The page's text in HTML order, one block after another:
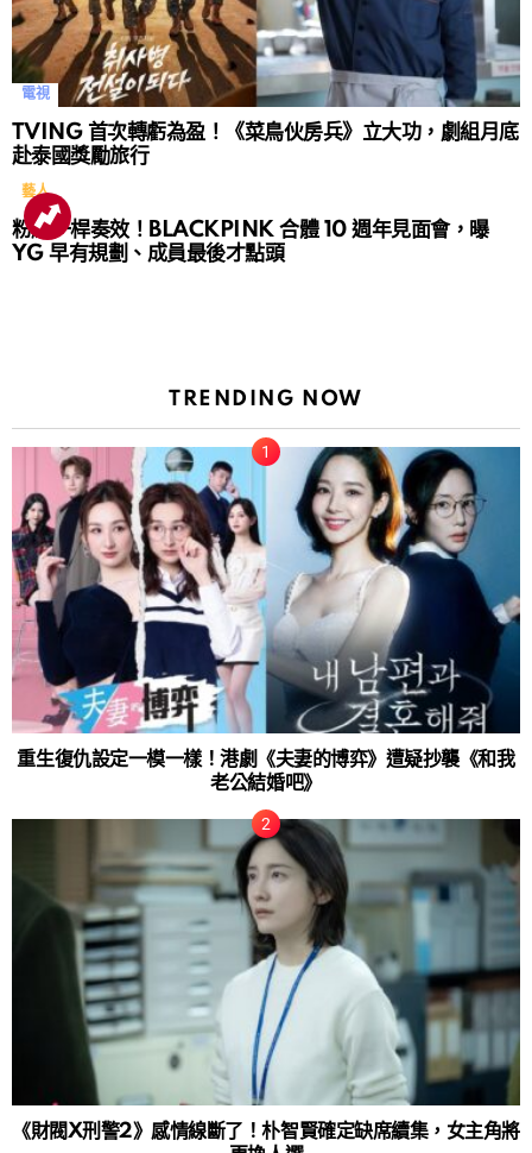
電視
TVING 首次轉虧為盈！《菜鳥伙房兵》立大功，劇組月底
赴泰國獎勵旅行
藝人
粉絲一桿奏效！BLACKPINK 合體 10 週年見面會，曝
YG 早有規劃、成員最後才點頭
TRENDING NOW
重生復仇設定一模一樣！港劇《夫妻的博弈》遭疑抄襲《和我
老公結婚吧》
《財閥X刑警2》感情線斷了！朴智賢確定缺席續集，女主角將